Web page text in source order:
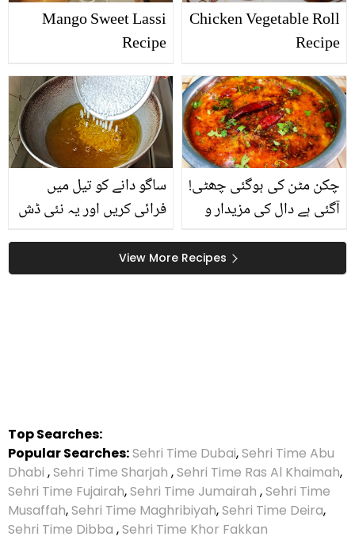
Mango Sweet Lassi
Recipe
Chicken Vegetable Roll
Recipe
ساگو دانے کو تیل میں
فرائی کریں اور یہ نئی ڈش
کھانے کی ترکیب جانیں اور
آپ بھی بنائیں
چکن مٹن کی ہوگئی چھٹی!
آگئی ہے دال کی مزیدار و
بھی گھر میں بنائیں اور
تعریفیں بٹوریں
View More Recipes
Top Searches:
Popular Searches:Sehri Time Dubai,Sehri Time Abu
Dhabi ,Sehri Time Sharjah ,Sehri Time Ras Al Khaimah,
Sehri Time Fujairah,Sehri Time Jumairah ,Sehri Time
Musaffah,Sehri Time Maghribiyah,Sehri Time Deira,
Sehri Time Dibba ,Sehri Time Khor Fakkan